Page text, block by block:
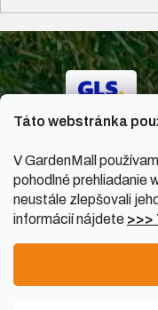
Táto webstránka
V GardenMall
pohodlné prehliadanie
neustále zlepšovali
informácií nájdete >>>